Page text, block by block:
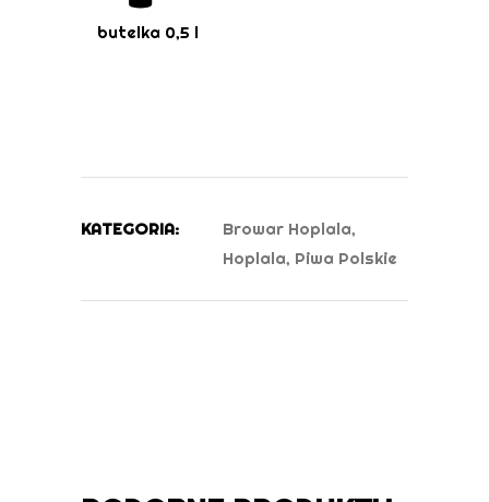
butelka 0,5 l
KATEGORIA: Browar Hoplala,
Hoplala, Piwa Polskie